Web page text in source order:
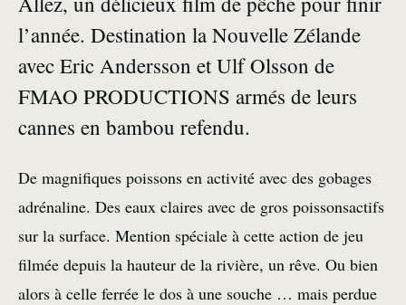
l’année. Destination la Nouvelle Zélande
avec Eric Andersson et Ulf Olsson de
FMAO PRODUCTIONS armés de leurs
cannes en bambou refendu.
De magnifiques poissons en activité avec des gobages
adrénaline. Des eaux claires avec de gros poissonsactifs
sur la surface. Mention spéciale à cette action de jeu
filmée depuis la hauteur de la rivière, un rêve. Ou bien
alors à celle ferrée le dos à une souche … mais perdue